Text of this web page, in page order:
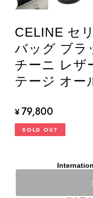
CELINE セ
バッグ ブラ
チーニ レザ
テージ オー
¥79,800
SOLD OUT